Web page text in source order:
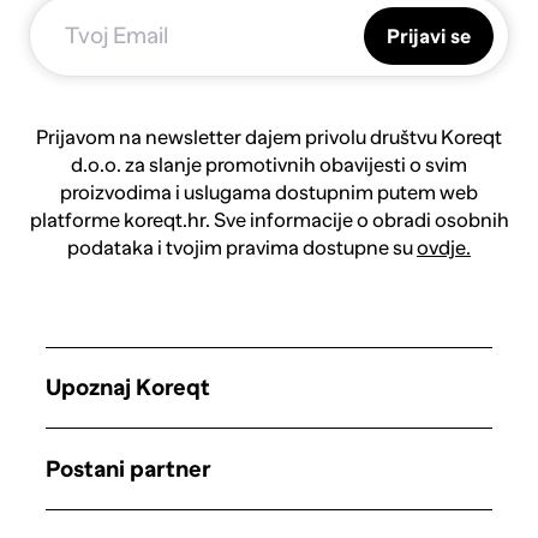
Prijavi se
Prijavom na newsletter dajem privolu društvu Koreqt
d.o.o. za slanje promotivnih obavijesti o svim
proizvodima i uslugama dostupnim putem web
platforme koreqt.hr. Sve informacije o obradi osobnih
podataka i tvojim pravima dostupne suovdje.
Upoznaj Koreqt
Postani partner